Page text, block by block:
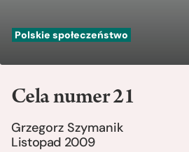
Polskie społeczeństwo
Cela numer 21
Grzegorz Szymanik
Listopad 2009